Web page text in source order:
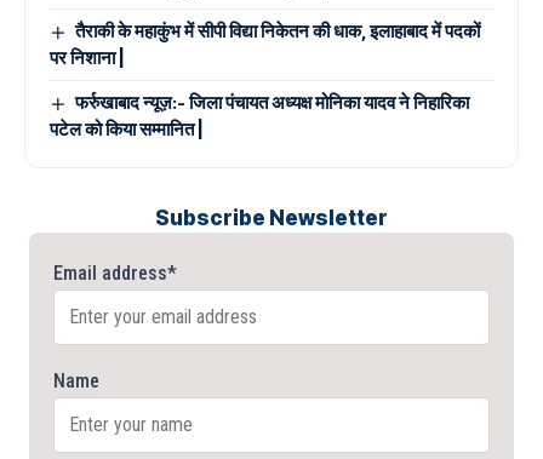
तैराकी के महाकुंभ में सीपी विद्या निकेतन की धाक, इलाहाबाद में पदकों
पर निशाना |
फर्रुखाबाद न्यूज़:- जिला पंचायत अध्यक्ष मोनिका यादव ने निहारिका
पटेल को किया सम्मानित |
Subscribe Newsletter
Email address*
Name